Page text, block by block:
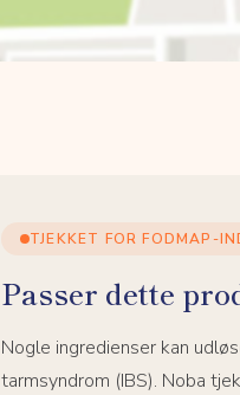
TJEKKET FOR FODMAP-
Passer dette
Nogle ingredienser kan
tarmsyndrom (IBS). Noba